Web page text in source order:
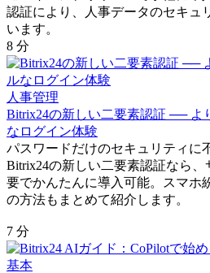
認証により、人事データのセキュ
います。
8 分
人事管理
Bitrix24の新しい二要素認証 ── よ
なログイン体験
パスワードだけのセキュリティに
Bitrix24の新しい二要素認証なら
要でかんたんに導入可能。スマホ
の方法もまとめて紹介します。
7 分